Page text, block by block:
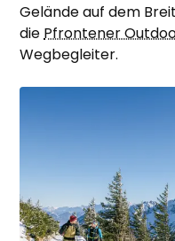
Gelände auf dem
diePfrontener
Wegbegleiter.